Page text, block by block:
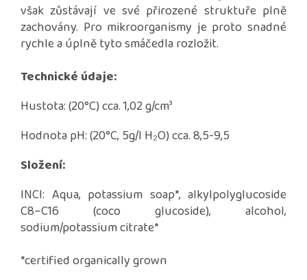
však zůstávají ve své přirozené struktuře plně
zachovány. Pro mikroorganismy je proto snadné
rychle a úplně tyto smáčedla rozložit.
Technické údaje:
Hustota: (20°C) cca. 1,02 g/cm³
Hodnota pH: (20°C, 5g/l H₂O) cca. 8,5-9,5
Složení:
INCI: Aqua, potassium soap*, alkylpolyglucoside
C8–C16 (coco glucoside), alcohol,
sodium/potassium citrate*
*certified organically grown